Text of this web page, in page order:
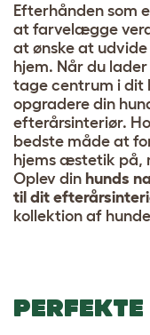
Efterhånden som
at farvelægge
at ønske at
hjem. Når du
tage centrum i dit
opgradere din
efterårsinteriør.
bedste måde at
hjems æstetik på,
Oplev din hunds
til dit
kollektion af